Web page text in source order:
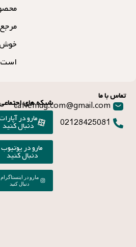
تماس با ما
caffemug.com@gmail.com
02128425081
شبکه های
مارو در
دنبال کنید
مارو در یوتیوب
دنبال کنید
مارو در اینستاگرام
دنبال کنید